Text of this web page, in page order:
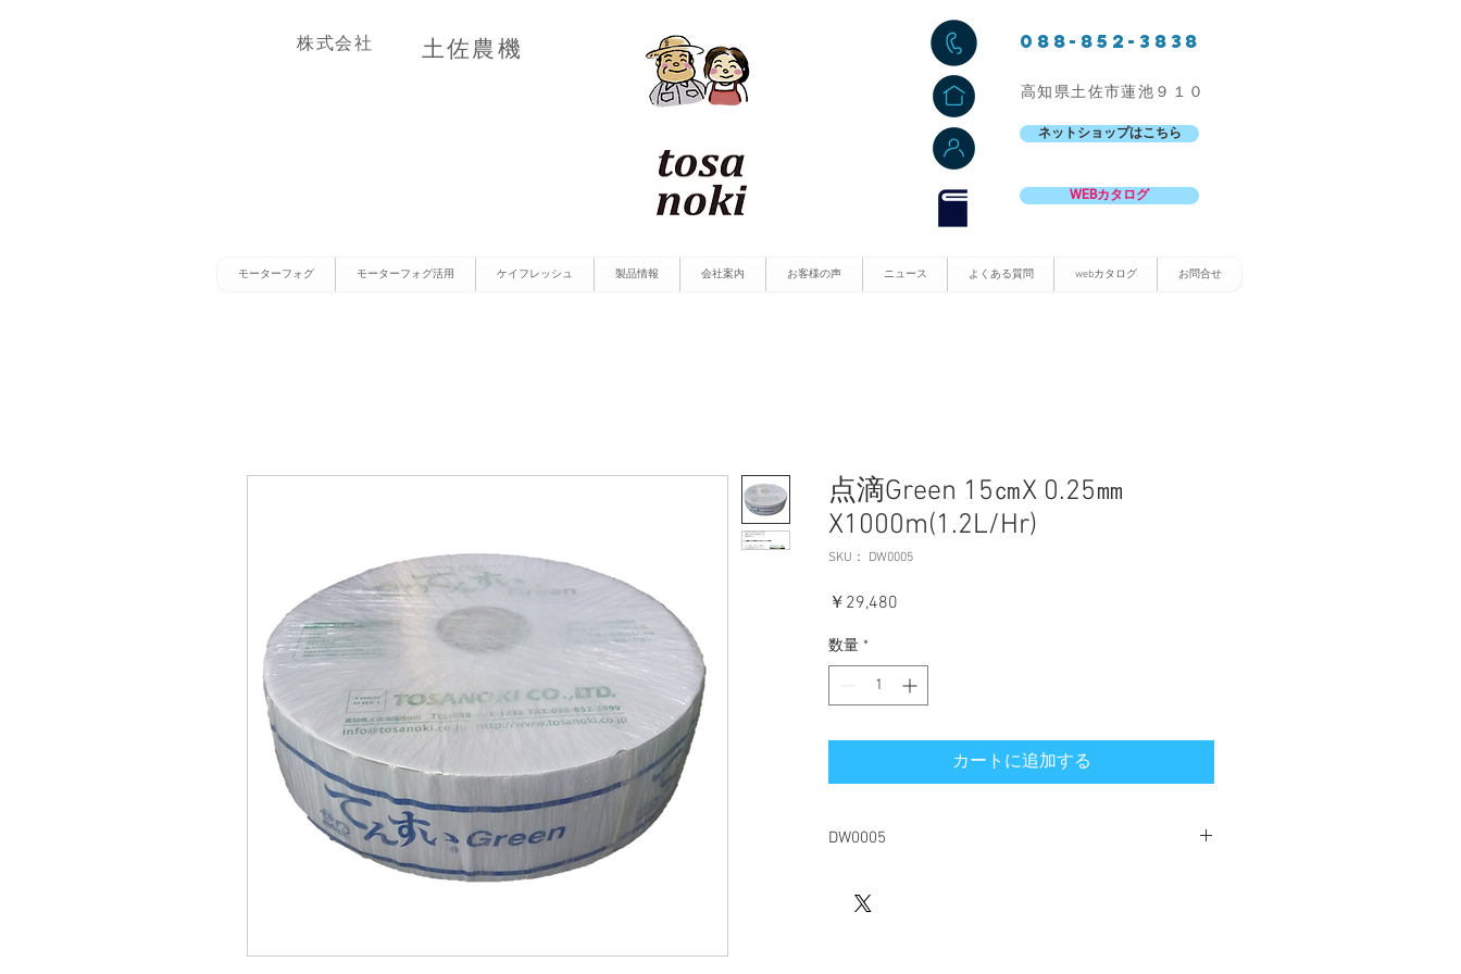
株式会社 土佐農機 088-852-3838
高知県土佐市蓮池９１０
ネットショップはこちら
WEBカタログ
モーターフォグ モーターフォグ活用 ケイフレッシュ 製品情報 会社案内 お客様の声 ニュース よくある質問 webカタログ お問合せ
点滴Green 15㎝X 0.25㎜
X1000m(1.2L/Hr)
SKU： DW0005
￥29,480
数量 *
カートに追加する
DW0005